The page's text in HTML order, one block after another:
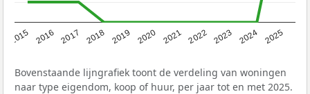
2015 2016 2017 2018 2019 2020 2021 2022 2023 2024 2025
Bovenstaande lijngrafiek toont de verdeling van woningen
naar type eigendom, koop of huur, per jaar tot en met 2025.